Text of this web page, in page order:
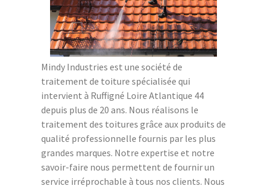
Mindy Industries est une société de
traitement de toiture spécialisée qui
intervient à Ruffigné Loire Atlantique 44
depuis plus de 20 ans. Nous réalisons le
traitement des toitures grâce aux produits de
qualité professionnelle fournis par les plus
grandes marques. Notre expertise et notre
savoir-faire nous permettent de fournir un
service irréprochable à tous nos clients. Nous